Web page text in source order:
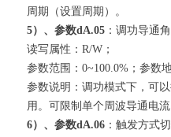
周期（设置周期）。
5）、参数dA.05 ：调功导通
读写属性：R/W；
参数范围：0~100.0%；参数
参数说明：调功模式下，可
用。可限制单个周波导通电流
6）、参数dA.06 ：触发方式